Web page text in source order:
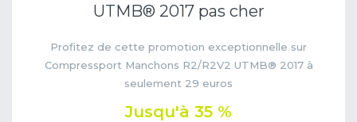
UTMB® 2017 pas cher
Profitez de cette promotion exceptionnelle sur
Compressport Manchons R2/R2V2 UTMB® 2017 à
seulement 29 euros
Jusqu'à 35 %